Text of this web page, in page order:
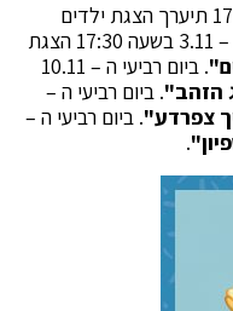
במסגרת זו, מידי יום רביעי בשעה 17:30 תיערך הצגת ילדים
בנושא תת מיימי, בקניון: ביום רביעי ה – 3.11 בשעה 17:30 הצגת
. ביום רביעי ה – 10.11
הזהב". ביום רביעי ה –
צפרדע". ביום רביעי ה –
.